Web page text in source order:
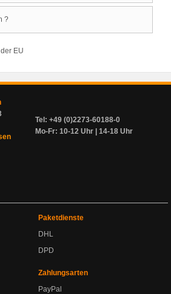
?
EU
Tel: +49 (0)2273-60188-0
Mo-Fr: 10-12 Uhr | 14-18 Uhr
Paketdienste
DHL
DPD
Zahlungsarten
PayPal